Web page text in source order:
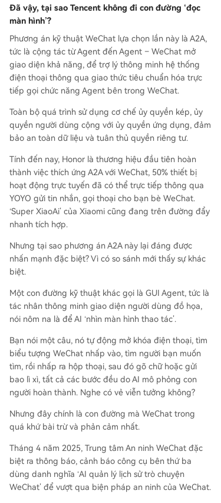
Đã vậy, tại sao Tencent không đi con đường ‘đọc
màn hình’?
Phương án kỹ thuật WeChat lựa chọn lần này là A2A,
tức là cộng tác từ Agent đến Agent – WeChat mở
giao diện khả năng, để trợ lý thông minh hệ thống
điện thoại thông qua giao thức tiêu chuẩn hóa trực
tiếp gọi chức năng Agent bên trong WeChat.
Toàn bộ quá trình sử dụng cơ chế ủy quyền kép, ủy
quyền người dùng cộng với ủy quyền ứng dụng, đảm
bảo an toàn dữ liệu và tuân thủ quyền riêng tư.
Tính đến nay, Honor là thương hiệu đầu tiên hoàn
thành việc thích ứng A2A với WeChat, 50% thiết bị
hoạt động trực tuyến đã có thể trực tiếp thông qua
YOYO gửi tin nhắn, gọi thoại cho bạn bè WeChat.
‘Super XiaoAi’ của Xiaomi cũng đang trên đường đẩy
nhanh tích hợp.
Nhưng tại sao phương án A2A này lại đáng được
nhấn mạnh đặc biệt? Vì có so sánh mới thấy sự khác
biệt.
Một con đường kỹ thuật khác gọi là GUI Agent, tức là
tác nhân thông minh giao diện người dùng đồ họa,
nói nôm na là để AI ‘nhìn màn hình thao tác’.
Bạn nói một câu, nó tự động mở khóa điện thoại, tìm
biểu tượng WeChat nhấp vào, tìm người bạn muốn
tìm, rồi nhấp ra hộp thoại, sau đó gõ chữ hoặc gửi
bao lì xì, tất cả các bước đều do AI mô phỏng con
người hoàn thành. Nghe có vẻ viễn tưởng không?
Nhưng đây chính là con đường mà WeChat trong
quá khứ bài trừ và phản cảm nhất.
Tháng 4 năm 2025, Trung tâm An ninh WeChat đặc
biệt ra thông báo, cảnh báo công cụ bên thứ ba
dùng danh nghĩa ‘AI quản lý lịch sử trò chuyện
WeChat’ để vượt qua biện pháp an ninh của WeChat.